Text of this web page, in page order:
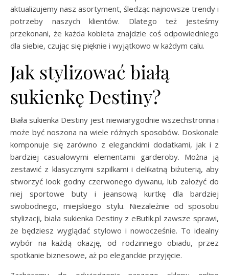
aktualizujemy nasz asortyment, śledząc najnowsze trendy i
potrzeby naszych klientów. Dlatego też jesteśmy
przekonani, że każda kobieta znajdzie coś odpowiedniego
dla siebie, czując się pięknie i wyjątkowo w każdym calu.
Jak stylizować białą
sukienkę Destiny?
Biała sukienka Destiny jest niewiarygodnie wszechstronna i
może być noszona na wiele różnych sposobów. Doskonale
komponuje się zarówno z eleganckimi dodatkami, jak i z
bardziej casualowymi elementami garderoby. Można ją
zestawić z klasycznymi szpilkami i delikatną biżuterią, aby
stworzyć look godny czerwonego dywanu, lub założyć do
niej sportowe buty i jeansową kurtkę dla bardziej
swobodnego, miejskiego stylu. Niezależnie od sposobu
stylizacji, biała sukienka Destiny z eButik.pl zawsze sprawi,
że będziesz wyglądać stylowo i nowocześnie. To idealny
wybór na każdą okazję, od rodzinnego obiadu, przez
spotkanie biznesowe, aż po eleganckie przyjęcie.